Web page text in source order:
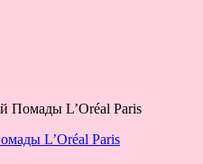
Помады L’Oréal Paris